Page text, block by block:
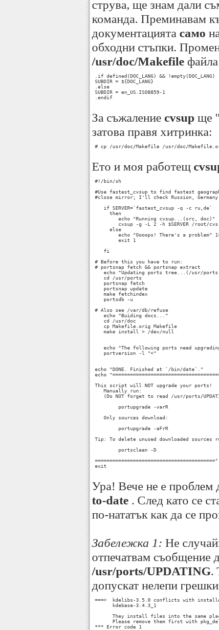
струва, ще знам дали
команда. Преминавам
документацията само
обходни стъпки.
/usr/doc/Makefile
.if defined(DOC_LANG) && !empty(DOC_LANG)
SUBDIR = ${DOC_LANG}
.else
SUBDIR = en_US.ISO8859-1
.endif
За съжаление cvsup ще
затова правя хитринка:
# cp /usr/doc/Makefile /usr/doc/
Ето и моя работещ
#!/bin/sh
#Use fastest_cvsup to find fastest
#close mirror; I'll check Russion, Germany
    if SERVER=`fastest_cvsup -q -c ru,de`
      then
         echo "Running cvsup...(src, doc)"
cvsup -g -L 2 -h $SERVER /root/
      else
echo "Oooops! There's a problem"
         exit 1
    fi
# Before this you have to run:
# portsnap fetch && portsnap extract
echo "Updating ports tree...(/usr/
    cd /usr/ports
    portsnap fetch
    portsnap update
    make fetchindex
    portsdb -u
# Also see /var/db/refuse
    echo "Buiding docs..."
    cd /usr/doc
    cp Makefile.orig Makefile
    make install > /dev/null
echo "The following ports need
    portversion -l "<"
echo "DONE. Finished at `/bin/date`."
echo
This script will NOT upgrade your ports!
    Manually run:
(Do NOT forget to read /usr/ports/
         portupgrade -varR
    Only sources download:
         portupgrade -aFrR
Tip: To delete unused downloaded sources
         portsclean -D
========================================="
exit
Ура! Вече не е проблем
to-date . След като се
по-нататък как да се
Забележка 1: Не
отпечатвам съобщение
/usr/ports/UPDATING.
допускат нелепи
===>  kdelibs-3.5.0 conflicts with
       kdebase-3.4.3_1
They install files into the same
Please remove them first with
*** Error code 1